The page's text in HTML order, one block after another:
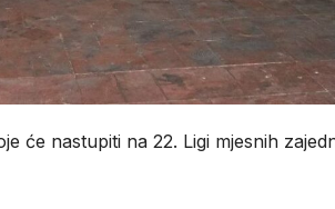
će nastupiti na 22. Ligi mjesnih